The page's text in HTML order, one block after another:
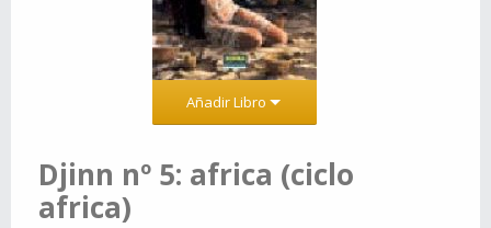
Añadir Libro
Djinn nº 5: africa (ciclo
africa)